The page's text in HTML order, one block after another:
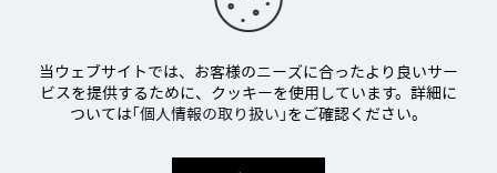
© 2026 AUTOCRYPT Co., Ltd. All rights reserved.
当ウェブサイトでは、お客様のニーズに合ったより良いサー
ビスを提供するために、クッキーを使用しています。詳細に
ついては「個人情報の取り扱い」をご確認ください。